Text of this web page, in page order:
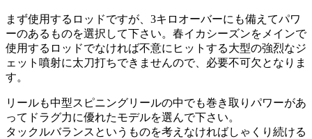
まず使用するロッドですが、3キロオーバーにも備えてパワ
ーのあるものを選択して下さい。春イカシーズンをメインで
使用するロッドでなければ不意にヒットする大型の強烈なジ
ェット噴射に太刀打ちできませんので、必要不可欠となりま
す。
リールも中型スピニングリールの中でも巻き取りパワーがあ
ってドラグ力に優れたモデルを選んで下さい。
タックルバランスというものを考えなければしゃくり続ける